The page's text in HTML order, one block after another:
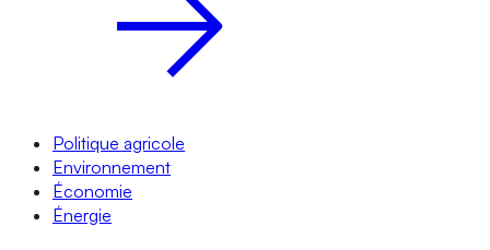
Politique agricole
Environnement
Économie
Énergie